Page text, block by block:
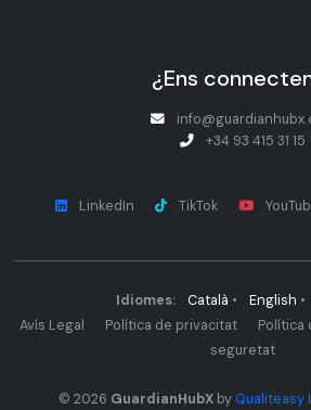
¿Ens
+34 93 415 31 15
LinkedIn TikTok
Idiomes: Català • English •
Avís Legal
Política de privacitat Política
seguretat
© 2026 GuardianHubX by Qualiteasy